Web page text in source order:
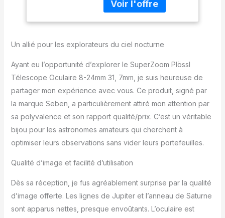
Un allié pour les explorateurs du ciel nocturne
Ayant eu l’opportunité d’explorer le SuperZoom Plössl
Télescope Oculaire 8-24mm 31, 7mm, je suis heureuse de
partager mon expérience avec vous. Ce produit, signé par
la marque Seben, a particulièrement attiré mon attention par
sa polyvalence et son rapport qualité/prix. C’est un véritable
bijou pour les astronomes amateurs qui cherchent à
optimiser leurs observations sans vider leurs portefeuilles.
Qualité d’image et facilité d’utilisation
Dès sa réception, je fus agréablement surprise par la qualité
d’image offerte. Les lignes de Jupiter et l’anneau de Saturne
sont apparus nettes, presque envoûtants. L’oculaire est